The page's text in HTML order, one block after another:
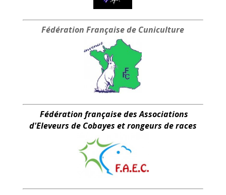
Fédération Française de Cuniculture
Fédération française des Associations
d'Eleveurs de Cobayes et rongeurs de races